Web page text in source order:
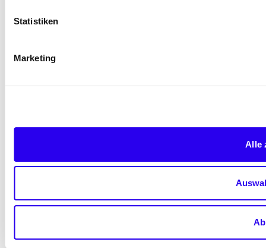
Statistiken
Marketing
Alle